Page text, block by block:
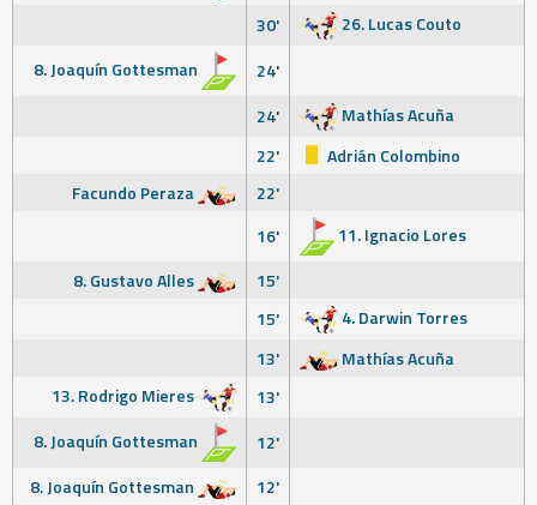
30'
26. Lucas Couto
8. Joaquín Gottesman
24'
24'
Mathías Acuña
22'
Adrián Colombino
Facundo Peraza
22'
16'
11. Ignacio Lores
8. Gustavo Alles
15'
15'
4. Darwin Torres
13'
Mathías Acuña
13. Rodrigo Mieres
13'
8. Joaquín Gottesman
12'
8. Joaquín Gottesman
12'